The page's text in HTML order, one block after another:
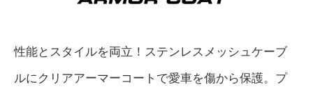
性能とスタイルを両立！ステンレスメッシュケーブ
ルにクリアアーマーコートで愛車を傷から保護。プ